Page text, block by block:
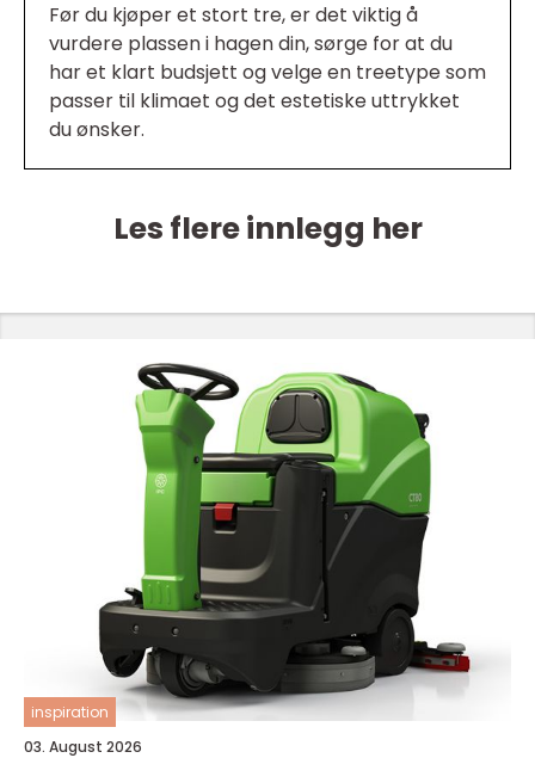
Før du kjøper et stort tre, er det viktig å
vurdere plassen i hagen din, sørge for at du
har et klart budsjett og velge en treetype som
passer til klimaet og det estetiske uttrykket
du ønsker.
Les flere innlegg her
inspiration
03. August 2026